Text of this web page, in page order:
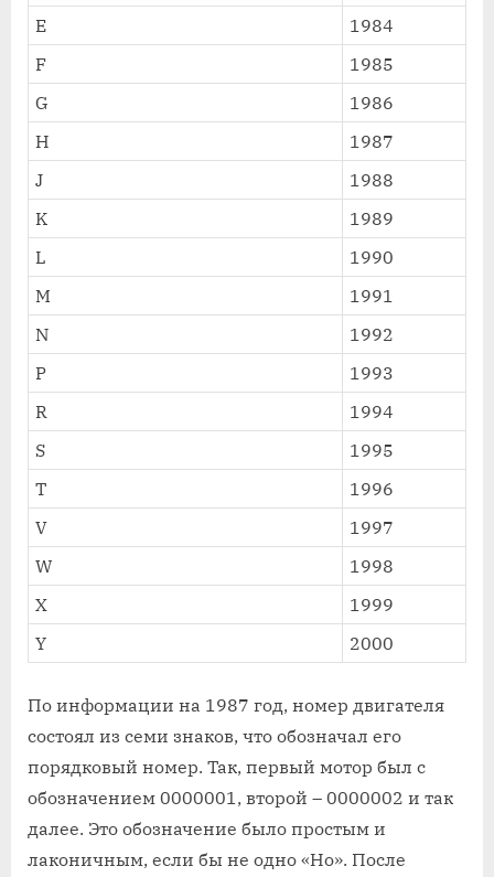
E
1984
F
1985
G
1986
H
1987
J
1988
K
1989
L
1990
M
1991
N
1992
P
1993
R
1994
S
1995
T
1996
V
1997
W
1998
X
1999
Y
2000
По информации на 1987 год, номер двигателя
состоял из семи знаков, что обозначал его
порядковый номер. Так, первый мотор был с
обозначением 0000001, второй – 0000002 и так
далее. Это обозначение было простым и
лаконичным, если бы не одно «Но». После